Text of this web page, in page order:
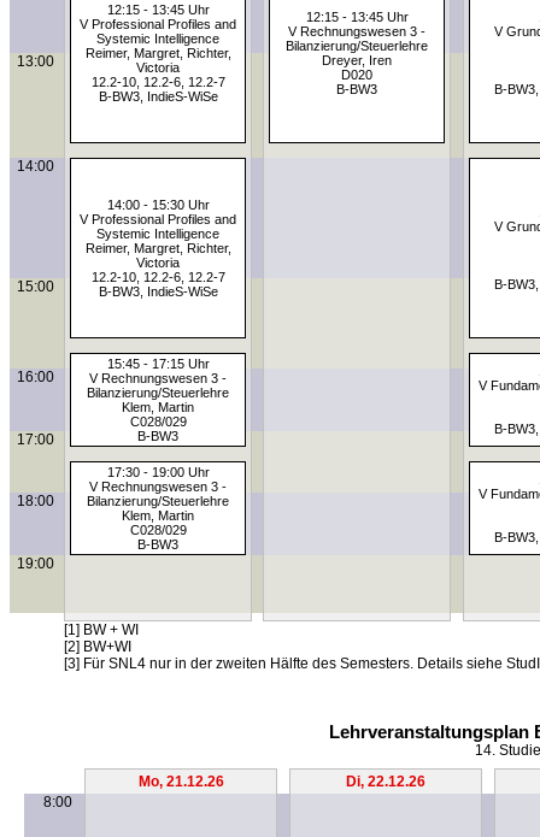
12:15 - 13:45 Uhr
V Professional Profiles and
Systemic Intelligence
Reimer, Margret, Richter,
Victoria
12.2-10, 12.2-6, 12.2-7
B-BW3, IndieS-WiSe
12:15 - 13:45 Uhr
V Rechnungswesen 3 -
Bilanzierung/Steuerlehre
Dreyer, Iren
D020
B-BW3
V
B-
13:00
14:00
14:00 - 15:30 Uhr
V Professional Profiles and
Systemic Intelligence
Reimer, Margret, Richter,
Victoria
12.2-10, 12.2-6, 12.2-7
B-BW3, IndieS-WiSe
V
B-
15:00
15:45 - 17:15 Uhr
V Rechnungswesen 3 -
Bilanzierung/Steuerlehre
Klem, Martin
C028/029
B-BW3
V
B-
16:00
17:00
17:30 - 19:00 Uhr
V Rechnungswesen 3 -
Bilanzierung/Steuerlehre
Klem, Martin
C028/029
B-BW3
V
B-
18:00
19:00
[1] BW + WI
[2] BW+WI
[3] Für SNL4 nur in der zweiten Hälfte des Semesters. Details siehe
Lehrveranstaltungsplan
14.
Mo, 21.12.26
Di, 22.12.26
8:00